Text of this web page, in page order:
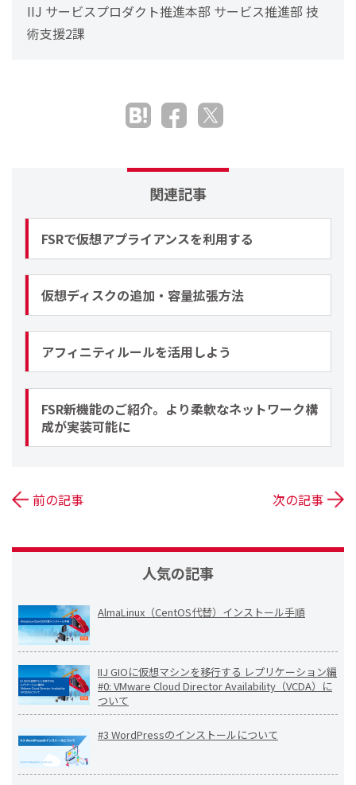
IIJ サービスプロダクト推進本部 サービス推進部 技
術支援2課
関連記事
FSRで仮想アプライアンスを利用する
仮想ディスクの追加・容量拡張方法
アフィニティルールを活用しよう
FSR新機能のご紹介。より柔軟なネットワーク構
成が実装可能に
前の記事 次の記事
人気の記事
AlmaLinux（CentOS代替）インストール手順
IIJ GIOに仮想マシンを移行する レプリケーション編
#0: VMware Cloud Director Availability（VCDA）に
ついて
#3 WordPressのインストールについて